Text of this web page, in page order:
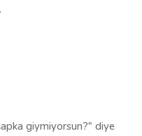
giymiyorsun?" diye